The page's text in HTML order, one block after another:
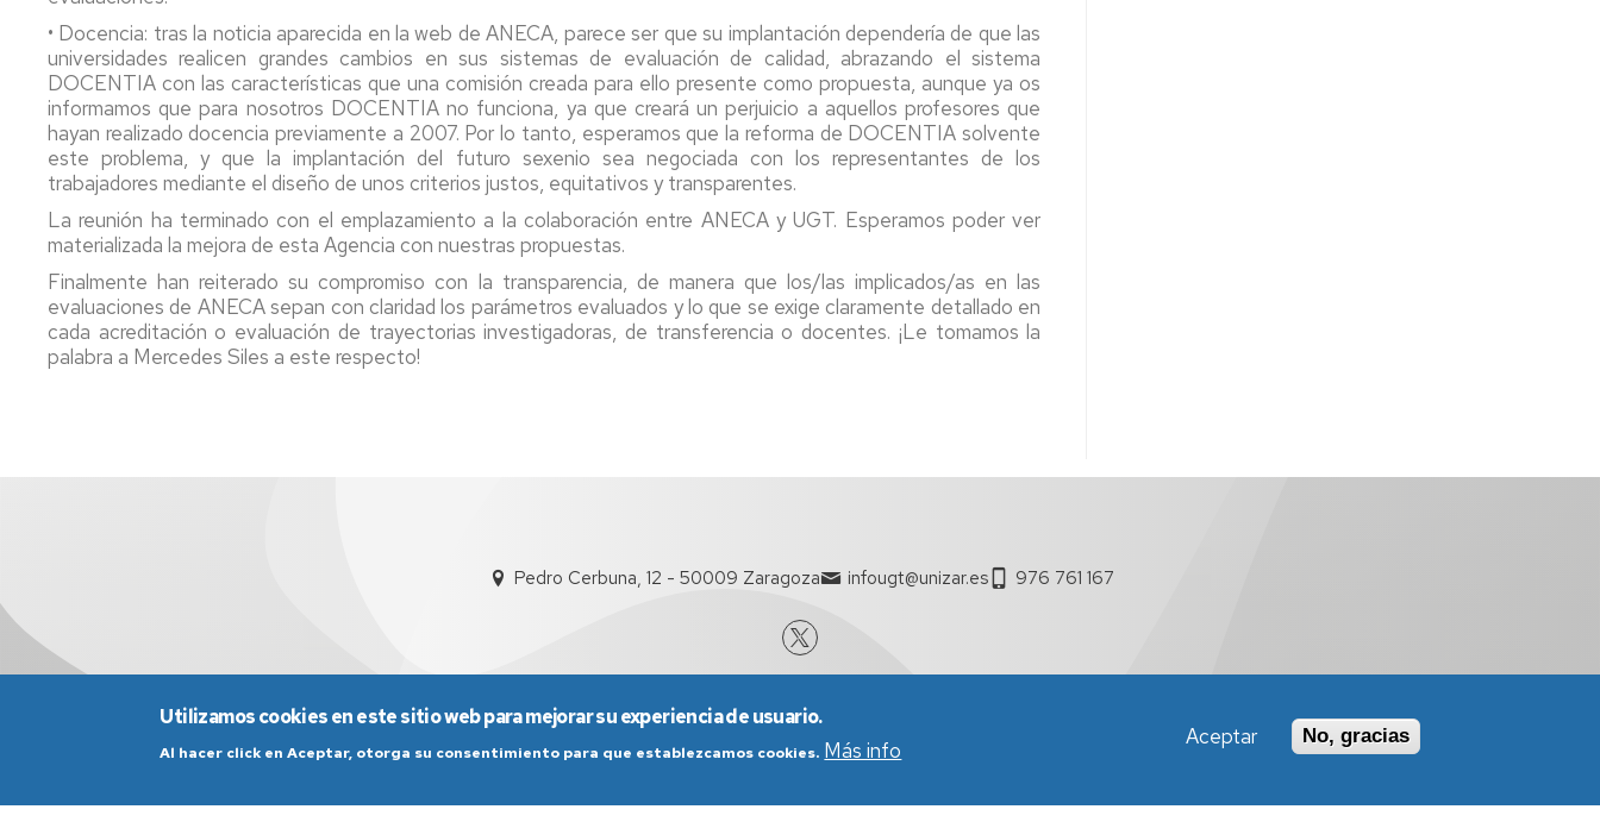
Candidatura
PDI
Funcionario
2919
Seguimos
con
la
negociación
del
• Docencia: tras la noticia aparecida en la web de ANECA, parece ser que su implantación dependería de que las
universidades realicen grandes cambios en sus sistemas de evaluación de calidad, abrazando el sistema
DOCENTIA con las características que una comisión creada para ello presente como propuesta, aunque ya os
informamos que para nosotros DOCENTIA no funciona, ya que creará un perjuicio a aquellos profesores que
hayan realizado docencia previamente a 2007. Por lo tanto, esperamos que la reforma de DOCENTIA solvente
este problema, y que la implantación del futuro sexenio sea negociada con los representantes de los
trabajadores mediante el diseño de unos criterios justos, equitativos y transparentes.
La reunión ha terminado con el emplazamiento a la colaboración entre ANECA y UGT. Esperamos poder ver
materializada la mejora de esta Agencia con nuestras propuestas.
Finalmente han reiterado su compromiso con la transparencia, de manera que los/las implicados/as en las
evaluaciones de ANECA sepan con claridad los parámetros evaluados y lo que se exige claramente detallado en
cada acreditación o evaluación de trayectorias investigadoras, de transferencia o docentes. ¡Le tomamos la
palabra a Mercedes Siles a este respecto!
Pedro Cerbuna, 12 - 50009 Zaragoza infougt@unizar.es 976 761 167
Utilizamos cookies en este sitio web para mejorar su experiencia de usuario.
Al hacer click en Aceptar, otorga su consentimiento para que establezcamos cookies. Más info
Aceptar No, gracias